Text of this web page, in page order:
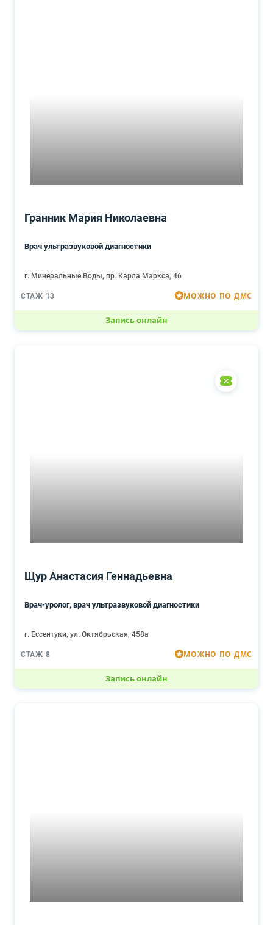
Гранник Мария Николаевна
Врач ультразвуковой диагностики
г. Минеральные Воды, пр. Карла Маркса, 46
СТАЖ 13 МОЖНО ПО ДМС
Запись онлайн
Щур Анастасия Геннадьевна
Врач-уролог, врач ультразвуковой диагностики
г. Ессентуки, ул. Октябрьская, 458а
СТАЖ 8 МОЖНО ПО ДМС
Запись онлайн